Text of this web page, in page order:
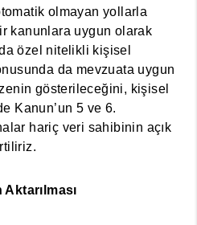
olmayan yollarla
kanunlara uygun olarak
özel nitelikli kişisel
da mevzuata uygun
gösterileceğini, kişisel
Kanun’un 5 ve 6.
hariç veri sahibinin açık